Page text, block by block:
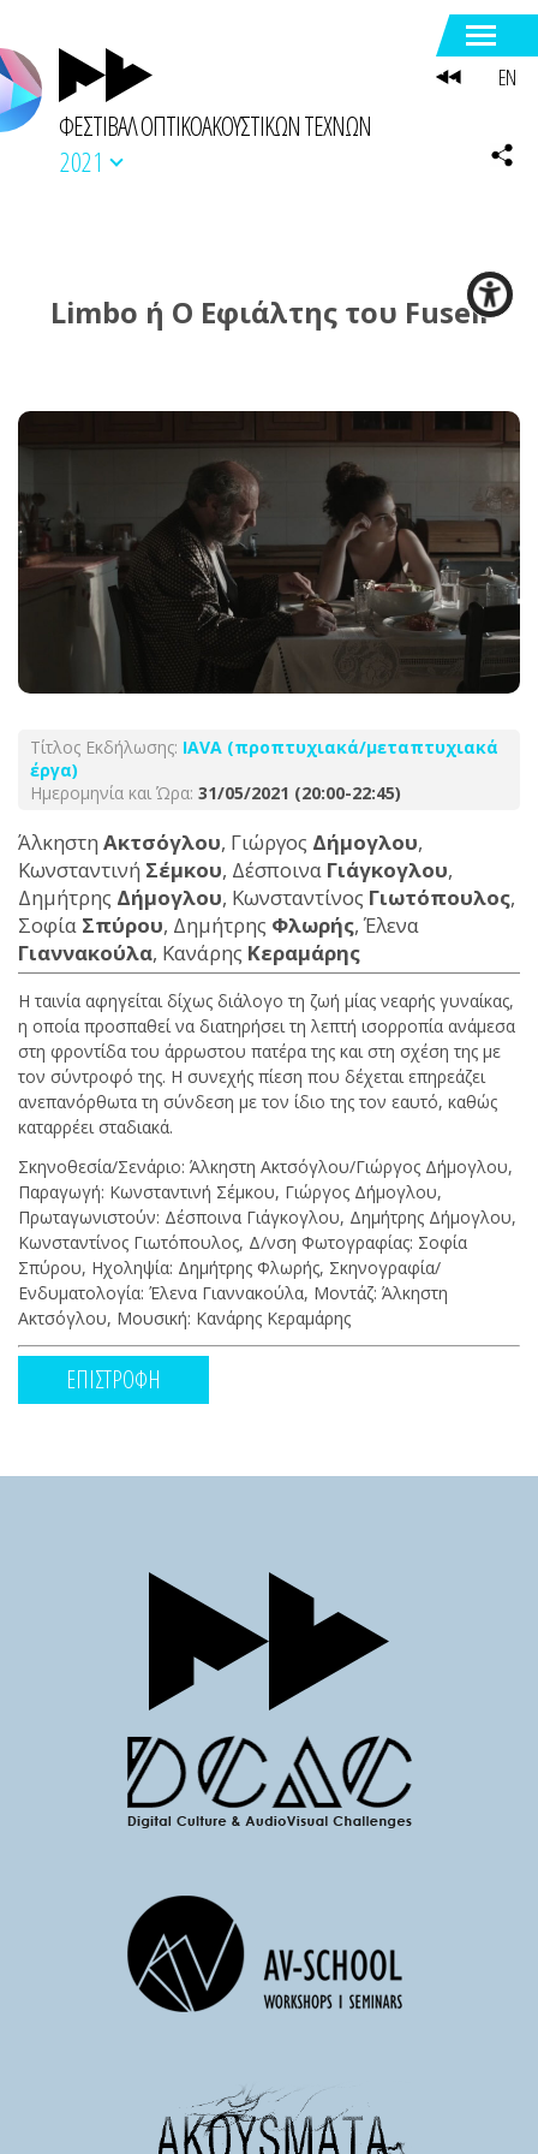
ΦΕΣΤΙΒΑΛ ΟΠΤΙΚΟΑΚΟΥΣΤΙΚΩΝ ΤΕΧΝΩΝ
2021
Limbo ή Ο Εφιάλτης του Fuseli
Τίτλος Εκδήλωσης: ΙΑVA (προπτυχιακά/μεταπτυχιακά
έργα)
Ημερομηνία και Ώρα: 31/05/2021 (20:00-22:45)
Άλκηστη Ακτσόγλου, Γιώργος Δήμογλου,
Κωνσταντινή Σέμκου, Δέσποινα Γιάγκογλου,
Δημήτρης Δήμογλου, Κωνσταντίνος Γιωτόπουλος,
Σοφία Σπύρου, Δημήτρης Φλωρής, Έλενα
Γιαννακούλα, Κανάρης Κεραμάρης
Η ταινία αφηγείται δίχως διάλογο τη ζωή μίας νεαρής γυναίκας,
η οποία προσπαθεί να διατηρήσει τη λεπτή ισορροπία ανάμεσα
στη φροντίδα του άρρωστου πατέρα της και στη σχέση της με
τον σύντροφό της. Η συνεχής πίεση που δέχεται επηρεάζει
ανεπανόρθωτα τη σύνδεση με τον ίδιο της τον εαυτό, καθώς
καταρρέει σταδιακά.
Σκηνοθεσία/Σενάριο: Άλκηστη Ακτσόγλου/Γιώργος Δήμογλου,
Παραγωγή: Κωνσταντινή Σέμκου, Γιώργος Δήμογλου,
Πρωταγωνιστούν: Δέσποινα Γιάγκογλου, Δημήτρης Δήμογλου,
Κωνσταντίνος Γιωτόπουλος, Δ/νση Φωτογραφίας: Σοφία
Σπύρου, Ηχοληψία: Δημήτρης Φλωρής, Σκηνογραφία/
Ενδυματολογία: Έλενα Γιαννακούλα, Μοντάζ: Άλκηστη
Ακτσόγλου, Μουσική: Κανάρης Κεραμάρης
ΕΠΙΣΤΡΟΦΗ
EN